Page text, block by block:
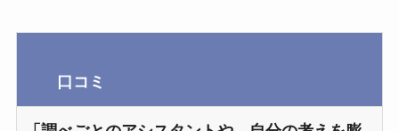
口コミ